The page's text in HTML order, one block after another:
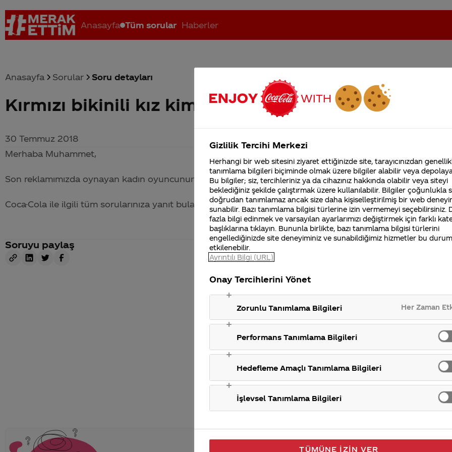
Anasayfa Tüm sorular Haberler
Coca-Cola nerenin malı? Coca cola İsrail malı mı Yani ... Coca-Cola'nın Filistin'de fabr... Coca-Cola’yı kim buldu?
Anasayfa Sorular Soru detayları
Kırmızı bikinili kız kim denize atlıyan ismi ne
30 Temmuz 2018
Merhaba Muhammet,
Son reklamımızda oynayan kadın oyuncunun ismi Philine Roepstorff’dur.
Coca-Cola ile ilgili tüm sorularınıza yanıt bulabileceğiniz Merak Ettim sitemizi ziyaret ettiğiniz için teşekkür
Soruyu paylaş
Coca-Cola Şirketi
merak ettikleriniz.
Fabrikalarımız,
sertifikalarımız, faaliyet
gösterdiğimiz ülkeler,
tarihçemiz ve daha
Gizlilik Tercihi Merkezi
Herhangi bir web sitesini ziyaret ettiğinizde site, tarayıcınızdan
tanımlama bilgileri biçiminde olmak üzere bilgiler alabilir veya
Bu bilgiler; siz, tercihleriniz ya da cihazınız hakkında olabilir veya siteyi
beklediğiniz şekilde çalıştırmak üzere kullanılabilir. Bilgiler çoğunlukla
doğrudan tanımlamaz ancak size daha kişiselleştirilmiş bir web
sunabilir. Bazı tanımlama bilgisi türlerine izin vermemeyi seçebilirsiniz.
fazla bilgi edinmek ve varsayılan ayarlarımızı değiştirmek için farklı
başlıklarına tıklayın. Bununla birlikte, bazı tanımlama bilgisi türlerini
engellediğinizde site deneyiminiz ve sunabildiğimiz hizmetler bu
etkilenebilir.
Ayrıntılı Bilgi (URL)
Onay Tercihlerini Yönet
Zorunlu Tanımlama Bilgileri Her Zaman
Performans Tanımlama Bilgileri
Hedefleme Amaçlı Tanımlama Bilgileri
İşlevsel Tanımlama Bilgileri
TÜMÜNE İZIN VER